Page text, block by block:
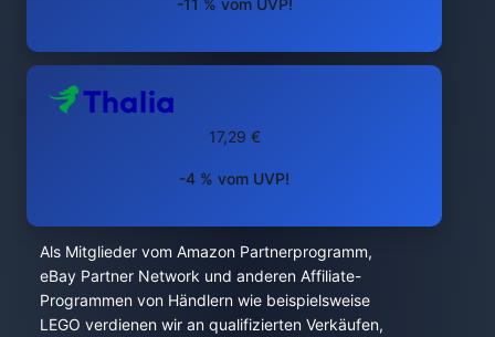
17,29 €
-4 % vom UVP!
Als Mitglieder vom Amazon Partnerprogramm,
eBay Partner Network und anderen Affiliate-
Programmen von Händlern wie beispielsweise
LEGO verdienen wir an qualifizierten Verkäufen,